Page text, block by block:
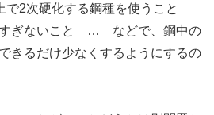
2次硬化する鋼種を使うこと
すぎないこと … などで、鋼中の
きるだけ少なくするようにするの